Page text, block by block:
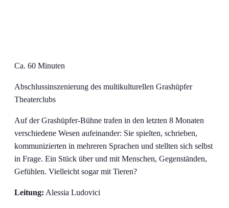
Ca. 60 Minuten
Abschlussinszenierung des multikulturellen Grashüpfer
Theaterclubs
Auf der Grashüpfer-Bühne trafen in den letzten 8 Monaten
verschiedene Wesen aufeinander: Sie spielten, schrieben,
kommunizierten in mehreren Sprachen und stellten sich selbst
in Frage. Ein Stück über und mit Menschen, Gegenständen,
Gefühlen. Vielleicht sogar mit Tieren?
Leitung: Alessia Ludovici